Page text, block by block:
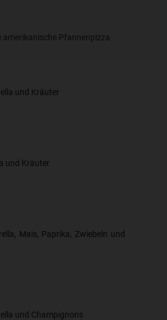
amerikanische Pfannenpizza
und Kräuter
und Kräuter
Mais, Paprika, Zwiebeln und
und Champignons